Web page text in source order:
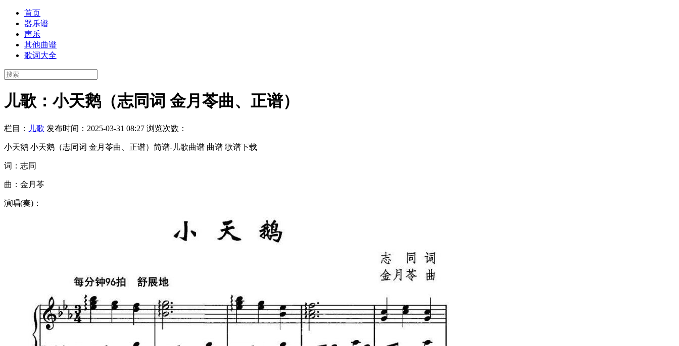
首页
器乐谱
声乐
其他曲谱
歌词大全
儿歌：小天鹅（志同词 金月苓曲、正谱）
栏目： 儿歌 发布时间：2025-03-31 08:27 浏览次数：
小天鹅 小天鹅（志同词 金月苓曲、正谱）简谱-儿歌曲谱 曲谱 歌谱下载
词：志同
曲：金月苓
演唱(奏)：